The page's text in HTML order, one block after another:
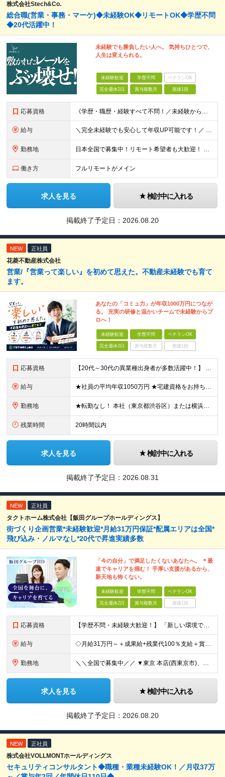
株式会社Stech&Co.
総合職(営業・事務・マーケ)◆未経験OK◆リモートOK◆学歴不問
◆20代活躍中！
未経験でも勝負したい人へ。 気持ちひとつで、
人生は変えられる。
未経験歓迎 学歴不問 ベテランOK
完全週休2日 賞与複数月 面接1回
応募資格 《学歴・職歴・経験すべて不問！／未経験からのチャレンジ大歓迎◎》 ▼こんな気持ち、ひとつでも当てはまる方はぜひ！ □ なにか、人生を変えるきっかけがほしい □ 立ち仕事に疲れて、そろそろ座り仕事がい
給与 ＼完全未経験でも安心して年収UP可能です！／ -------------- 【1】営業 月給25万円～80万円＋賞与 【2】事務 月給21万円～50万円＋賞与 【3】マーケ 月給25万円～80万円
勤務地 日本全国で募集中！リモート希望者も大歓迎！ ※クライアントオフィスへの出勤が必要な場合は、 「東京オフィス」または「首都圏・関西圏」になります ※勤務地の選択はご希望を考慮し、転居を伴う転勤はありま
働き方 フルリモートがメイン
求人を見る 検討中に入れる
掲載終了予定日： 2026.08.20
NEW 正社員
花菱不動産株式会社
営業/『営業って楽しい』を初めて思えた。不動産未経験でも育て
ます。
あなたの「コミュ力」が年収1000万円につなが
る。 充実の研修と温かいチームで未経験からプ
ロへ！
未経験歓迎 学歴不問 ベテランOK
完全週休2日 賞与複数月 面接1回
応募資格 【20代～30代の異業種出身者が多数活躍中！】 ●学歴不問 ●営業職や接客のご経験をお持ちの方 今までのご経験を加味しながらも 人間性ややる気を高く評価します。 まずはカジュアルにお会いできること
給与 ★社員の平均年収1050万円 ★宅建資格をお持ちの方は月3万円の資格手当を支給 月給30万円以上＋インセンティブ＋各種手当＋特別賞与（業績に応じて支給） ※経験・能力を考慮の上、優遇いたします。
勤務地 ★転勤なし！ 本社（東京都渋谷区）または横浜支店（神奈川県横浜市）での勤務となります。 【本社】 東京都渋谷区渋谷2-12-15 日本薬学会長井記念館 8F 【横浜支店】 神奈川県横浜市中区大田
残業時間 20時間以内
求人を見る 検討中に入れる
掲載終了予定日： 2026.08.31
NEW 正社員
タクトホーム株式会社【飯田グループホールディングス】
街づくり企画営業*未経験歓迎*月給31万円保証*配属エリアは全国*
飛び込み・ノルマなし*20代で昇進実績多数
「今の自分」で満足したくないあなたへ。 ＊最
速でキャリアを掴む！ 手厚い支援があるから、
新天地も怖くない。
未経験歓迎 学歴不問 ベテランOK
完全週休2日 賞与複数月 面接1回
応募資格 【学歴不問・未経験大歓迎！】 「新しい環境で自分を試したい」 「イチからプロを目指したい」 そんな意欲があれば、これまでの経歴は一切問いません！ ━━━━━━━━━━━━ 必須条件はこれだけ！ ━━
給与 ◇月給31万円～＋成果給+残業代100％支給＋賞与(前年実績4.4ヵ月分) ※経験、能力を考慮し、当社規定により優遇します 【仕入営業経験者+資格保持者】 ◆月給37万円以上+成果給+残業代100%
勤務地 ＼＼全国で募集中／／ ▼東京 本店(西東京市)、つきみ野店、多摩店、立川店、町田店、 調布店、綾瀬店、高円寺店、池尻店、船堀店、練馬店 ▼埼玉 草加店、越谷店、蕨店、大宮店、浦和店、 川越店、志木
求人を見る 検討中に入れる
掲載終了予定日： 2026.08.20
NEW 正社員
株式会社VOLLMONTホールディングス
セキュリティコンサルタント◆職種・業種未経験OK！／月収37万